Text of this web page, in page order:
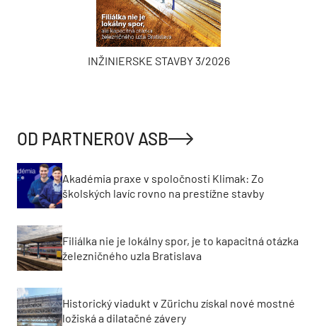
INŽINIERSKE STAVBY 3/2026
OD PARTNEROV ASB
Akadémia praxe v spoločnosti Klimak: Zo
školských lavíc rovno na prestížne stavby
Filiálka nie je lokálny spor, je to kapacitná otázka
železničného uzla Bratislava
Historický viadukt v Zürichu získal nové mostné
ložiská a dilatačné závery